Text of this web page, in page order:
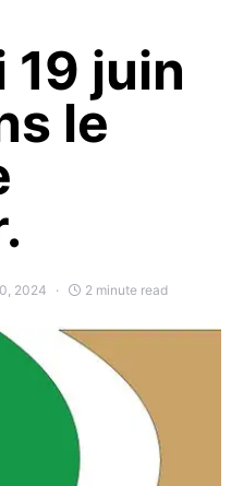
juin
le
2024 2 minute read